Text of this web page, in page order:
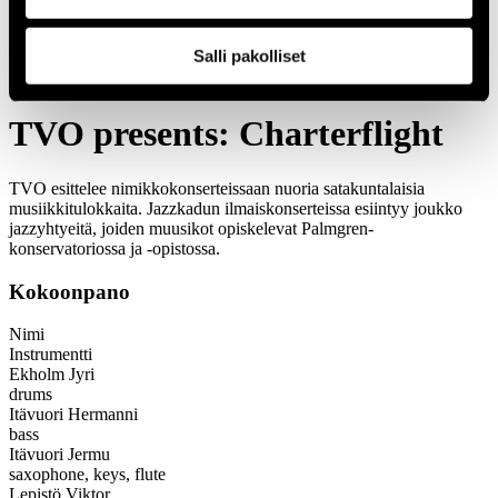
Salli pakolliset
TVO presents: Charterflight
TVO presents: Charterflight
TVO esittelee nimikkokonserteissaan nuoria satakuntalaisia
musiikkitulokkaita. Jazzkadun ilmaiskonserteissa esiintyy joukko
jazzyhtyeitä, joiden muusikot opiskelevat Palmgren-
konservatoriossa ja -opistossa.
Kokoonpano
Nimi
Instrumentti
Ekholm Jyri
drums
Itävuori Hermanni
bass
Itävuori Jermu
saxophone, keys, flute